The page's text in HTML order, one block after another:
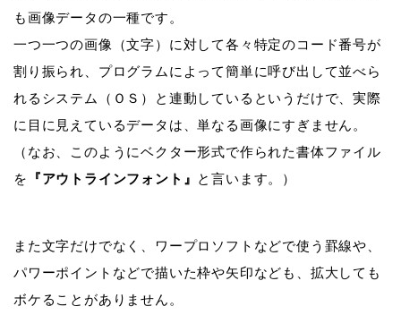
も画像データの一種です。
一つ一つの画像（文字）に対して各々特定のコード番号が
割り振られ、プログラムによって簡単に呼び出して並べら
れるシステム（ＯＳ）と連動しているというだけで、実際
に目に見えているデータは、単なる画像にすぎません。
（なお、このようにベクター形式で作られた書体ファイル
を
『アウトラインフォント』 と言います。）
また文字だけでなく、ワープロソフトなどで使う罫線や、
パワーポイントなどで描いた枠や矢印なども、拡大しても
ボケることがありません。